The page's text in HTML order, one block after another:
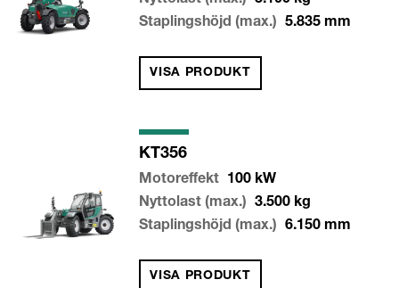
Staplingshöjd (max.)
5.835 mm
VISA PRODUKT
KT356
Motoreffekt 100 kW
Nyttolast (max.)
3.500 kg
Staplingshöjd (max.)
6.150 mm
VISA PRODUKT